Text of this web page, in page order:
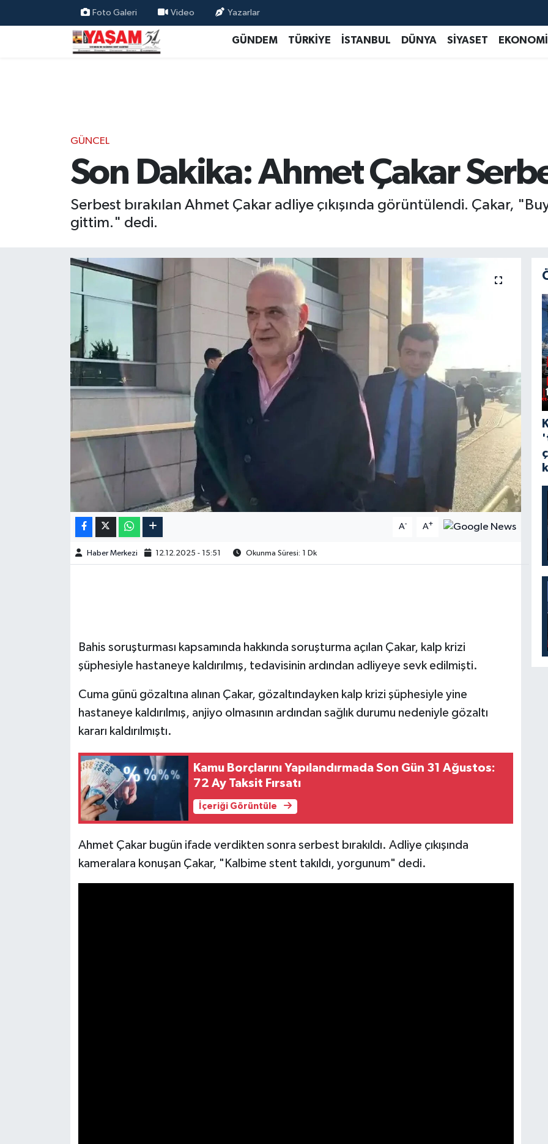
Foto Galeri Video Yazarlar
GÜNDEM TÜRKİYE İSTANBUL DÜNYA SİYASET EKONOMİ
GÜNCEL
Son Dakika: Ahmet Çakar
Serbest bırakılan Ahmet Çakar adliye çıkışında görüntülendi. Çakar,
gittim." dedi.
A- A+
Haber Merkezi 12.12.2025 - 15:51 Okunma Süresi: 1 Dk
Bahis soruşturması kapsamında hakkında soruşturma açılan Çakar, kalp krizi
şüphesiyle hastaneye kaldırılmış, tedavisinin ardından adliyeye sevk edilmişti.
Cuma günü gözaltına alınan Çakar, gözaltındayken kalp krizi şüphesiyle yine
hastaneye kaldırılmış, anjiyo olmasının ardından sağlık durumu nedeniyle gözaltı
kararı kaldırılmıştı.
Kamu Borçlarını Yapılandırmada Son Gün 31 Ağustos:
72 Ay Taksit Fırsatı
İçeriği Görüntüle
Ahmet Çakar bugün ifade verdikten sonra serbest bırakıldı. Adliye çıkışında
kameralara konuşan Çakar, "Kalbime stent takıldı, yorgunum" dedi.